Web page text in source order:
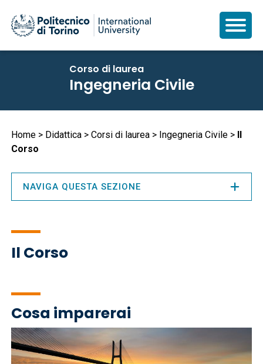
Corso di laurea
Ingegneria Civile
Briciole
di
pane
Home Didattica Corsi di laurea Ingegneria Civile
Il
Corso
Il Corso
Cosa imparerai
Immagine
NAVIGA QUESTA SEZIONE